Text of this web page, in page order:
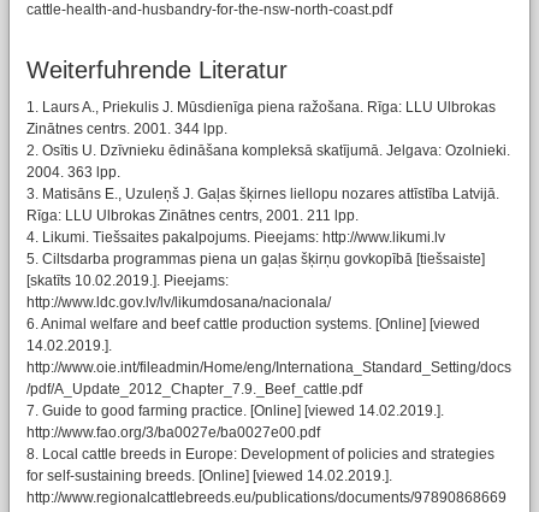
cattle-health-and-husbandry-for-the-nsw-north-coast.pdf
Weiterfuhrende Literatur
1. Laurs A., Priekulis J. Mūsdienīga piena ražošana. Rīga: LLU Ulbrokas
Zinātnes centrs. 2001. 344 lpp.
2. Osītis U. Dzīvnieku ēdināšana kompleksā skatījumā. Jelgava: Ozolnieki.
2004. 363 lpp.
3. Matisāns E., Uzuleņš J. Gaļas šķirnes liellopu nozares attīstība Latvijā.
Rīga: LLU Ulbrokas Zinātnes centrs, 2001. 211 lpp.
4. Likumi. Tiešsaites pakalpojums. Pieejams: http://www.likumi.lv
5. Ciltsdarba programmas piena un gaļas šķirņu govkopībā [tiešsaiste]
[skatīts 10.02.2019.]. Pieejams:
http://www.ldc.gov.lv/lv/likumdosana/nacionala/
6. Animal welfare and beef cattle production systems. [Online] [viewed
14.02.2019.].
http://www.oie.int/fileadmin/Home/eng/Internationa_Standard_Setting/docs
/pdf/A_Update_2012_Chapter_7.9._Beef_cattle.pdf
7. Guide to good farming practice. [Online] [viewed 14.02.2019.].
http://www.fao.org/3/ba0027e/ba0027e00.pdf
8. Local cattle breeds in Europe: Development of policies and strategies
for self-sustaining breeds. [Online] [viewed 14.02.2019.].
http://www.regionalcattlebreeds.eu/publications/documents/97890868669